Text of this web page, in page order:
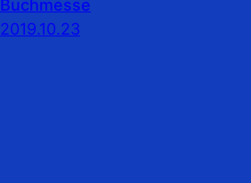
Buchmesse
2019.10.23